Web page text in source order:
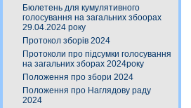
Бюлетень для кумулятивного
голосування на загальних збоорах
29.04.2024 року
Протокол зборів 2024
Протоколи про підсумки голосування
на загальних зборах 2024року
Положення про збори 2024
Положення про Наглядову раду
2024